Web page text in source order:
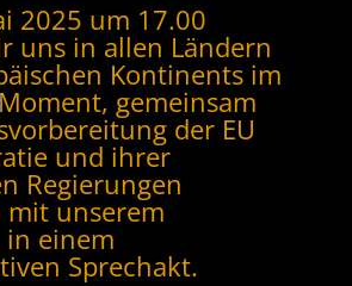
2025 um 17.00
uns in allen Ländern
Kontinents im
gemeinsam
der EU
und ihrer
Regierungen
mit unserem
in einem
Sprechakt.